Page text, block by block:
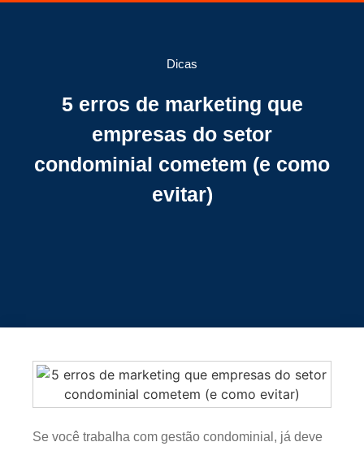
Dicas
5 erros de marketing que
empresas do setor
condominial cometem (e como
evitar)
Se você trabalha com gestão condominial, já deve